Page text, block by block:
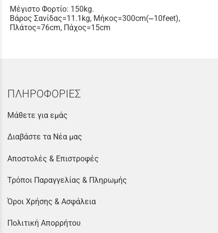
Μέγιστο Φορτίο: 150kg.
Βάρος Σανίδας=11.1kg, Μήκος=300cm(~10feet),
Πλάτος=76cm, Πάχος=15cm
ΠΛΗΡΟΦΟΡΙΕΣ
Μάθετε για εμάς
Διαβάστε τα Νέα μας
Αποστολές & Επιστροφές
Τρόποι Παραγγελίας & Πληρωμής
Όροι Χρήσης & Ασφάλεια
Πολιτική Απορρήτου